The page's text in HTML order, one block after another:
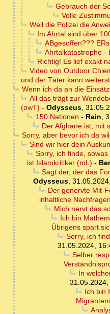
Gebrauch der
Volle
Weil die Polizei die
Im Ahrtal sind über
ABgesoffen???
Ahrtalkatastrophe -
Richtig! Es lief exakt
Video von Outdoor
und der Täter kann
Wenn ich da an die
All das trägt zur
(owT) - Odysseus,
150 Nationen - Rain,
Der Afghane ist, mit
Sorry, aber bevor ich da
Sind wir hier dein
Sorry, ich finde,
ist Islamkritiker (mL) -
Sagt der, der das
Odysseus,
Der genervte Mit-
inhaltliche
Mich nervt das
Ich bin
Übrigens spart
Sorry, ich
31.05.2024,
Selber
In
Ich bin